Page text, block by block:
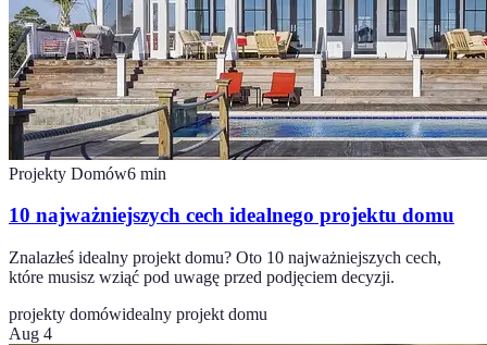
Projekty Domów6 min
10 najważniejszych cech idealnego projektu domu
Znalazłeś idealny projekt domu? Oto 10 najważniejszych cech,
które musisz wziąć pod uwagę przed podjęciem decyzji.
projekty domówidealny projekt domu
Aug 4